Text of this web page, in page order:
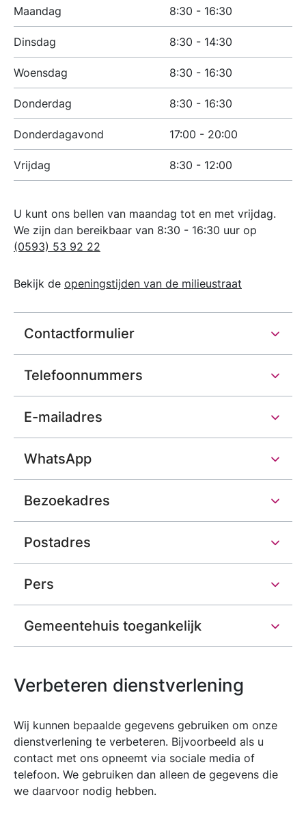
Maandag 8:30 - 16:30
Dinsdag 8:30 - 14:30
Woensdag 8:30 - 16:30
Donderdag 8:30 - 16:30
Donderdagavond 17:00 - 20:00
Vrijdag 8:30 - 12:00
U kunt ons bellen van maandag tot en met vrijdag.
We zijn dan bereikbaar van 8:30 - 16:30 uur op
(0593) 53 92 22
Bekijk de openingstijden van de milieustraat
Contactformulier
Telefoonnummers
E-mailadres
WhatsApp
Bezoekadres
Postadres
Pers
Gemeentehuis toegankelijk
Verbeteren dienstverlening
Wij kunnen bepaalde gegevens gebruiken om onze
dienstverlening te verbeteren. Bijvoorbeeld als u
contact met ons opneemt via sociale media of
telefoon. We gebruiken dan alleen de gegevens die
we daarvoor nodig hebben.